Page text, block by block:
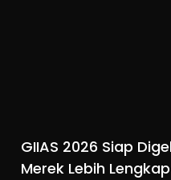
GIIAS 2026 Siap
Merek Lebih